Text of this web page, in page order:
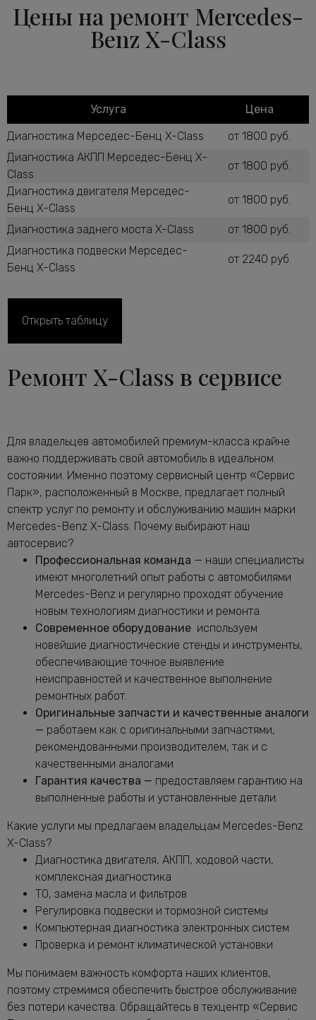
Цены на ремонт Mercedes-
Benz X-Class
Услуга
Цена
Диагностика Мерседес-Бенц X-Class
от 1800 руб.
Диагностика АКПП Мерседес-Бенц X-
Class
от 1800 руб.
Диагностика двигателя Мерседес-
Бенц X-Class
от 1800 руб.
Диагностика заднего моста X-Class
от 1800 руб.
Диагностика подвески Мерседес-
Бенц X-Class
от 2240 руб.
Class
Диагностика ТНВД дизельного
Мерседес-Бенц X-Class
Диагностика ходовой части
Class
Замена антифриза Мерседес-Бенц X-
Class
от 1160 руб.
Замена воздушного фильтра
Мерседес-Бенц X-Class
от 680 руб.
Замена задних тормозных дисков
Мерседес-Бенц X-Class
от 1640 руб.
Замена задних тормозных колодок
Мерседес-Бенц X-Class
от 2240 руб.
Замена масла в АКПП Мерседес-Бенц
X-Class
от 3080 руб.
Замена масла в двигателе Мерседес-
Бенц X-Class
от 2240 руб.
Замена масла в раздатке Мерседес-
Бенц X-Class
Замена масляного насоса Мерседес-
Бенц X-Class
Замена масляного фильтра Мерседес-
Бенц X-Class
от 2400 руб.
Замена опоры амортизатора X-Class
Замена переднего сальника
коленвала X-Class
от 7400 руб.
Замена передних амортизаторов
Мерседес-Бенц X-Class
от 3400 руб.
Замена передних тормозных дисков
Мерседес-Бенц X-Class
от 1160 руб.
Замена передних тормозных колодок
Мерседес-Бенц X-Class
Замена подушек двигателя X-Class
от 5000 руб.
Замена подшипника генератора
Замена приводного ремня Мерседес-
Бенц X-Class
от 2120 руб.
Замена ремня генератора Мерседес-
Открыть таблицу
Ремонт X-Class в сервисе
Для владельцев автомобилей премиум-класса крайне
важно поддерживать свой автомобиль в идеальном
состоянии. Именно поэтому сервисный центр «Сервис
Парк», расположенный в Москве, предлагает полный
спектр услуг по ремонту и обслуживанию машин марки
Mercedes-Benz X-Class. Почему выбирают наш
автосервис?
Профессиональная команда — наши специалисты
имеют многолетний опыт работы с автомобилями
Mercedes-Benz и регулярно проходят обучение
новым технологиям диагностики и ремонта.
Современное оборудование используем
новейшие диагностические стенды и инструменты,
обеспечивающие точное выявление
неисправностей и качественное выполнение
ремонтных работ.
Оригинальные запчасти и качественные аналоги
— работаем как с оригинальными запчастями,
рекомендованными производителем, так и с
качественными аналогами
Гарантия качества — предоставляем гарантию на
выполненные работы и установленные детали.
Какие услуги мы предлагаем владельцам Mercedes-Benz
X-Class?
Диагностика двигателя, АКПП, ходовой части,
комплексная диагностика
ТО, замена масла и фильтров
Регулировка подвески и тормозной системы
Компьютерная диагностика электронных систем
Проверка и ремонт климатической установки
Мы понимаем важность комфорта наших клиентов,
поэтому стремимся обеспечить быстрое обслуживание
без потери качества. Обращайтесь в техцентр «Сервис